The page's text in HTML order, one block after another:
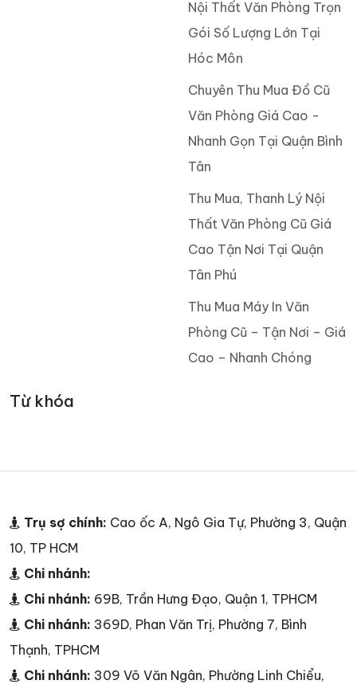
Nội Thất Văn Phòng Trọn
Gói Số Lượng Lớn Tại
Hóc Môn
Chuyên Thu Mua Đồ Cũ
Văn Phòng Giá Cao -
Nhanh Gọn Tại Quận Bình
Tân
Thu Mua, Thanh Lý Nội
Thất Văn Phòng Cũ Giá
Cao Tận Nơi Tại Quận
Tân Phú
Thu Mua Máy In Văn
Phòng Cũ – Tận Nơi – Giá
Cao – Nhanh Chóng
Từ khóa
Trụ sợ chính: Cao ốc A, Ngô Gia Tự, Phường 3, Quận
10, TP HCM
Chi nhánh:
Chi nhánh: 69B, Trần Hưng Đạo, Quận 1, TPHCM
Chi nhánh: 369D, Phan Văn Trị, Phường 7, Bình
Thạnh, TPHCM
Chi nhánh: 309 Võ Văn Ngân, Phường Linh Chiểu,